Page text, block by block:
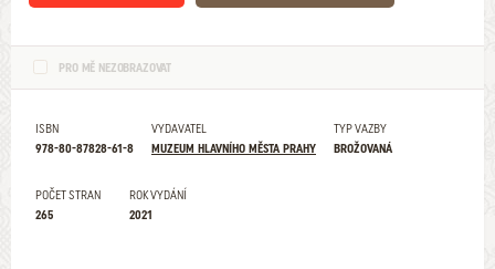
PRO MĚ NEZOBRAZOVAT
ISBN
978-80-87828-61-8
VYDAVATEL
MUZEUM HLAVNÍHO MĚSTA PRAHY
TYP VAZBY
BROŽOVANÁ
POČET STRAN
265
ROK VYDÁNÍ
2021